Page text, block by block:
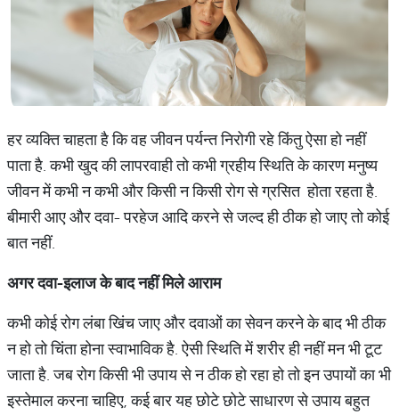
हर व्यक्ति चाहता है कि वह जीवन पर्यन्त निरोगी रहे किंतु ऐसा हो नहीं
पाता है. कभी खुद की लापरवाही तो कभी ग्रहीय स्थिति के कारण मनुष्य
जीवन में कभी न कभी और किसी न किसी रोग से ग्रसित होता रहता है.
बीमारी आए और दवा- परहेज आदि करने से जल्द ही ठीक हो जाए तो कोई
बात नहीं.
अगरदवा-इलाजकेबादनहींमिलेआराम
कभी कोई रोग लंबा खिंच जाए और दवाओं का सेवन करने के बाद भी ठीक
न हो तो चिंता होना स्वाभाविक है. ऐसी स्थिति में शरीर ही नहीं मन भी टूट
जाता है. जब रोग किसी भी उपाय से न ठीक हो रहा हो तो इन उपायों का भी
इस्तेमाल करना चाहिए, कई बार यह छोटे छोटे साधारण से उपाय बहुत